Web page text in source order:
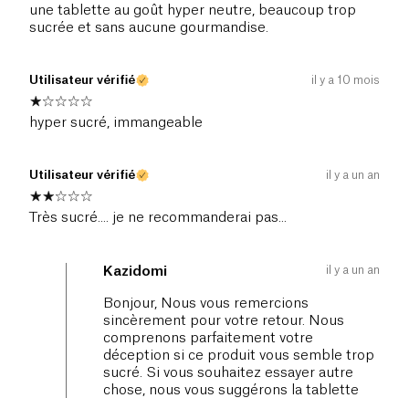
une tablette au goût hyper neutre, beaucoup trop
sucrée et sans aucune gourmandise.
Utilisateur vérifié il y a 10 mois
hyper sucré, immangeable
Utilisateur vérifié il y a un an
Très sucré.... je ne recommanderai pas...
Kazidomi il y a un an
Bonjour, Nous vous remercions
sincèrement pour votre retour. Nous
comprenons parfaitement votre
déception si ce produit vous semble trop
sucré. Si vous souhaitez essayer autre
chose, nous vous suggérons la tablette